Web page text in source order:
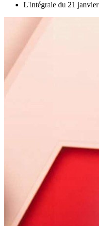
L'intégrale du 21 janvier